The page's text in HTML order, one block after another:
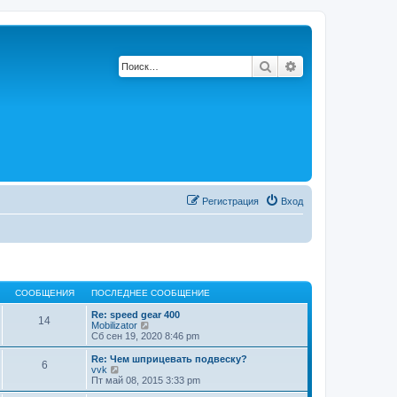
Поиск
Вход
Регистрация
СООБЩЕНИЯ ПОСЛЕДНЕЕ СООБЩЕНИЕ
14
Re: speed gear 400
Mobilizator
е
р
е
т
Сб сен 19, 2020 8:46 pm
6
Re: Чем шприцевать подвеску?
vvk
е
р
Пт май 08, 2015 3:33 pm